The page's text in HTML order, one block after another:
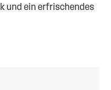
und ein erfrischendes